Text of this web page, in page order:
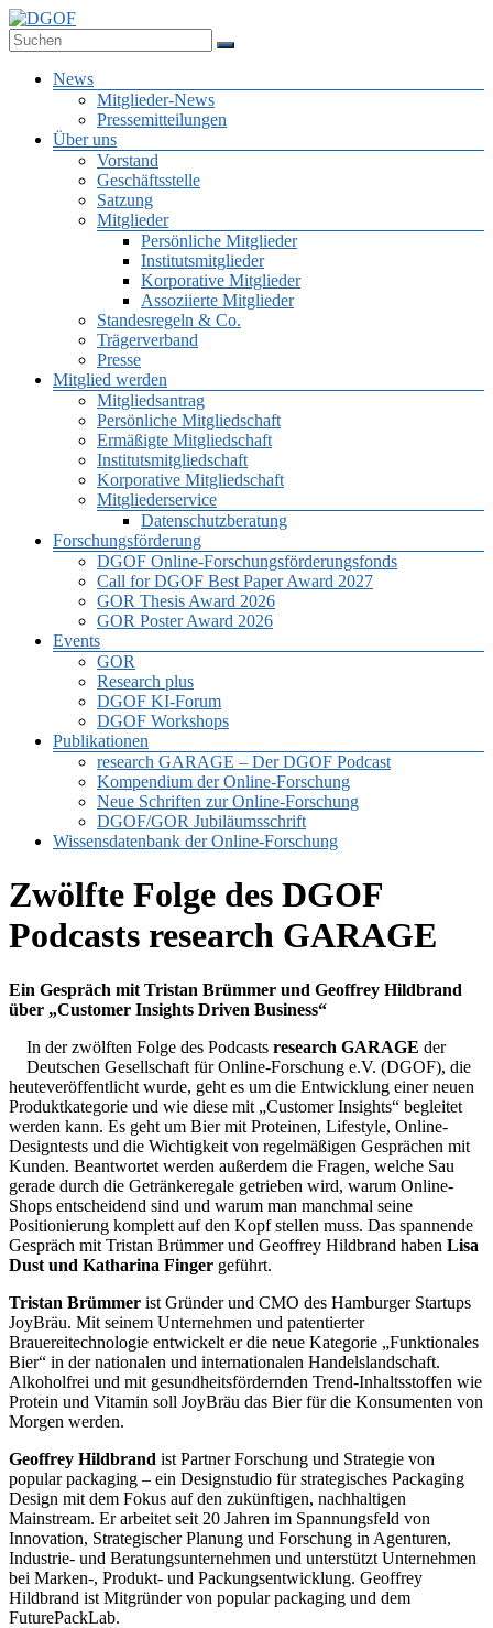
Zum
Inhalt
springen
Deutsche Gesellschaft für Online-Forschung e.V.
Menü
News
Mitglieder-News
Pressemitteilungen
Über uns
Vorstand
Geschäftsstelle
Satzung
Mitglieder
Persönliche Mitglieder
Institutsmitglieder
Korporative Mitglieder
Assoziierte Mitglieder
Standesregeln & Co.
Trägerverband
Presse
Mitglied werden
Mitgliedsantrag
Persönliche Mitgliedschaft
Ermäßigte Mitgliedschaft
Institutsmitgliedschaft
Korporative Mitgliedschaft
Mitgliederservice
Datenschutzberatung
Forschungsförderung
DGOF Online-Forschungsförderungsfonds
Call for DGOF Best Paper Award 2027
GOR Thesis Award 2026
GOR Poster Award 2026
Events
GOR
Research plus
DGOF KI-Forum
DGOF Workshops
Publikationen
research GARAGE – Der DGOF Podcast
Kompendium der Online-Forschung
Neue Schriften zur Online-Forschung
DGOF/GOR Jubiläumsschrift
Wissensdatenbank der Online-Forschung
Zwölfte Folge des DGOF
Podcasts research GARAGE
Ein Gespräch mit Tristan Brümmer und Geoffrey Hildbrand
über „Customer Insights Driven Business“
In der zwölften Folge des Podcasts research GARAGE der
Deutschen Gesellschaft für Online-Forschung e.V. (DGOF), die
heuteveröffentlicht wurde, geht es um die Entwicklung einer neuen
Produktkategorie und wie diese mit „Customer Insights“ begleitet
werden kann. Es geht um Bier mit Proteinen, Lifestyle, Online-
Designtests und die Wichtigkeit von regelmäßigen Gesprächen mit
Kunden. Beantwortet werden außerdem die Fragen, welche Sau
gerade durch die Getränkeregale getrieben wird, warum Online-
Shops entscheidend sind und warum man manchmal seine
Positionierung komplett auf den Kopf stellen muss. Das spannende
Gespräch mit Tristan Brümmer und Geoffrey Hildbrand haben Lisa
Dust und Katharina Finger geführt.
Tristan Brümmer ist Gründer und CMO des Hamburger Startups
JoyBräu. Mit seinem Unternehmen und patentierter
Brauereitechnologie entwickelt er die neue Kategorie „Funktionales
Bier“ in der nationalen und internationalen Handelslandschaft.
Alkoholfrei und mit gesundheitsfördernden Trend-Inhaltsstoffen wie
Protein und Vitamin soll JoyBräu das Bier für die Konsumenten von
Morgen werden.
Geoffrey Hildbrand ist Partner Forschung und Strategie von
popular packaging – ein Designstudio für strategisches Packaging
Design mit dem Fokus auf den zukünftigen, nachhaltigen
Mainstream. Er arbeitet seit 20 Jahren im Spannungsfeld von
Innovation, Strategischer Planung und Forschung in Agenturen,
Industrie- und Beratungsunternehmen und unterstützt Unternehmen
bei Marken-, Produkt- und Packungsentwicklung. Geoffrey
Hildbrand ist Mitgründer von popular packaging und dem
FuturePackLab.